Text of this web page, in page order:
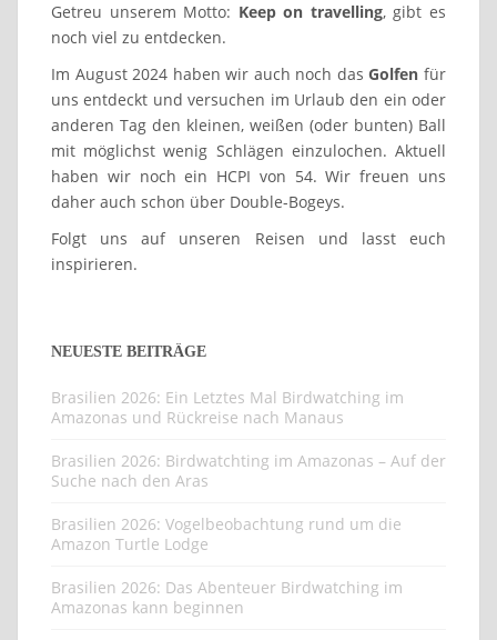
Getreu unserem Motto: Keep on travelling, gibt es
noch viel zu entdecken.
Im August 2024 haben wir auch noch dasGolfen für
uns entdeckt und versuchen im Urlaub den ein oder
anderen Tag den kleinen, weißen (oder bunten) Ball
mit möglichst wenig Schlägen einzulochen. Aktuell
haben wir noch ein HCPI von 54. Wir freuen uns
daher auch schon über Double-Bogeys.
Folgt uns auf unseren Reisen und lasst euch
inspirieren.
NEUESTE BEITRÄGE
Brasilien 2026: Ein Letztes Mal Birdwatching im
Amazonas und Rückreise nach Manaus
Brasilien 2026: Birdwatchting im Amazonas – Auf der
Suche nach den Aras
Brasilien 2026: Vogelbeobachtung rund um die
Amazon Turtle Lodge
Brasilien 2026: Das Abenteuer Birdwatching im
Amazonas kann beginnen